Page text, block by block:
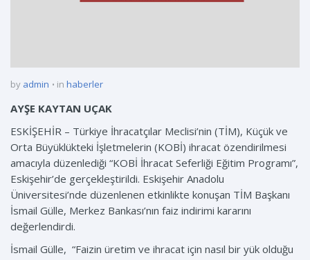
by admin in haberler
AYŞE KAYTAN UÇAK
ESKİŞEHİR – Türkiye İhracatçılar Meclisi’nin (TİM), Küçük ve
Orta Büyüklükteki İşletmelerin (KOBİ) ihracat özendirilmesi
amacıyla düzenlediği “KOBİ İhracat Seferliği Eğitim Programı”,
Eskişehir’de gerçekleştirildi. Eskişehir Anadolu
Üniversitesi’nde düzenlenen etkinlikte konuşan TİM Başkanı
İsmail Gülle, Merkez Bankası’nın faiz indirimi kararını
değerlendirdi.
İsmail Gülle, “Faizin üretim ve ihracat için nasıl bir yük olduğu